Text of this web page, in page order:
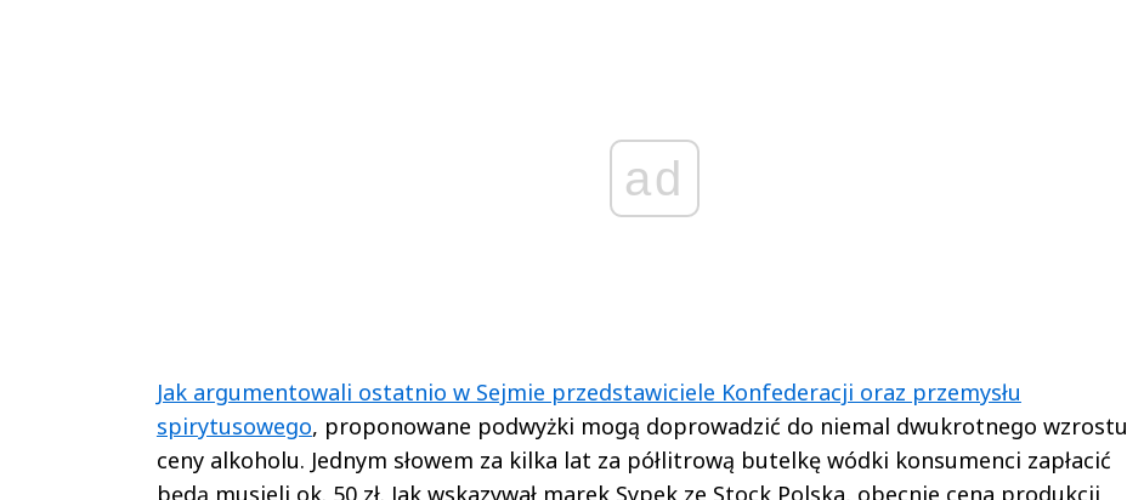
ad
Jak argumentowali ostatnio w Sejmie przedstawiciele Konfederacji oraz przemysłu
spirytusowego, proponowane podwyżki mogą doprowadzić do niemal dwukrotnego wzrostu
ceny alkoholu. Jednym słowem za kilka lat za półlitrową butelkę wódki konsumenci zapłacić